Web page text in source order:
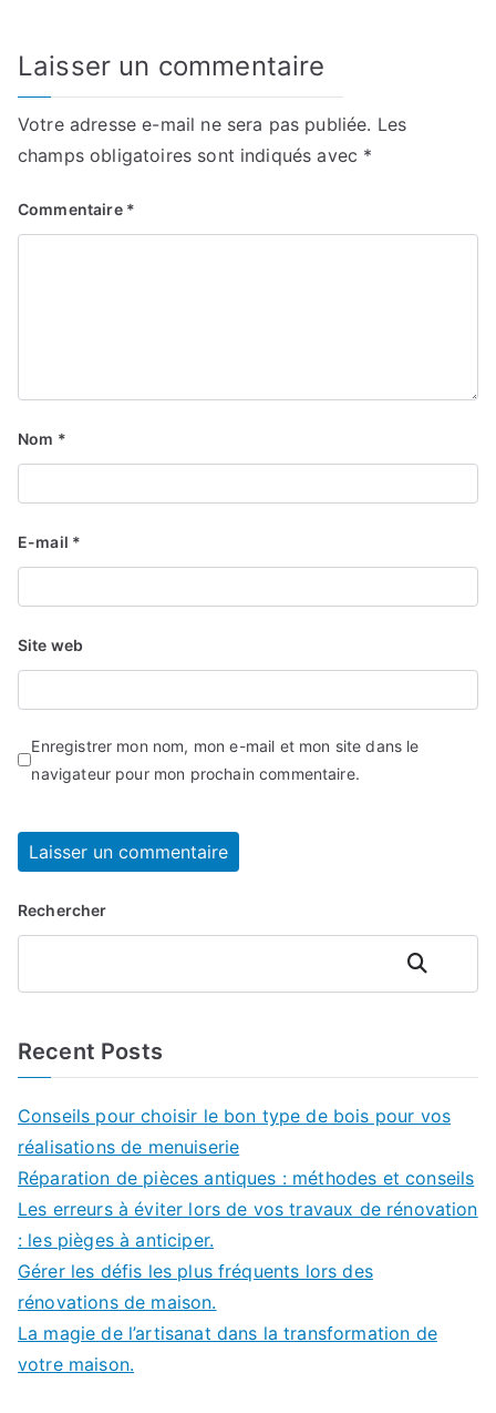
Laisser un commentaire
Votre adresse e-mail ne sera pas publiée. Les
champs obligatoires sont indiqués avec *
Commentaire *
Nom *
E-mail *
Site web
Enregistrer mon nom, mon e-mail et mon site dans le
navigateur pour mon prochain commentaire.
Rechercher
Rechercher
Recent Posts
Conseils pour choisir le bon type de bois pour vos
réalisations de menuiserie
Réparation de pièces antiques : méthodes et conseils
Les erreurs à éviter lors de vos travaux de rénovation
: les pièges à anticiper.
Gérer les défis les plus fréquents lors des
rénovations de maison.
La magie de l’artisanat dans la transformation de
votre maison.